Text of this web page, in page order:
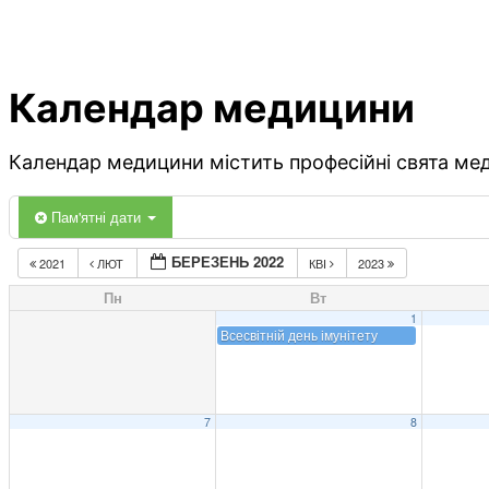
Календар медицини
Календар медицини містить професійні свята
Пам'ятні дати
2021 ЛЮТ БЕРЕЗЕНЬ 2022 КВІ 2023
Пн Вт
1
Всесвітній день імунітету
7 8